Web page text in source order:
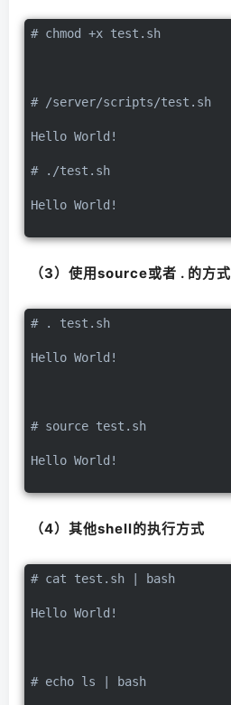
# chmod +x test.sh
# /server/scripts/test.sh
Hello World!
# ./test.sh
Hello World!
（3）使用source或者 . 的方式
# . test.sh
Hello World!
# source test.sh
Hello World!
（4）其他shell的执行方式
# cat test.sh | bash
Hello World!
# echo ls | bash